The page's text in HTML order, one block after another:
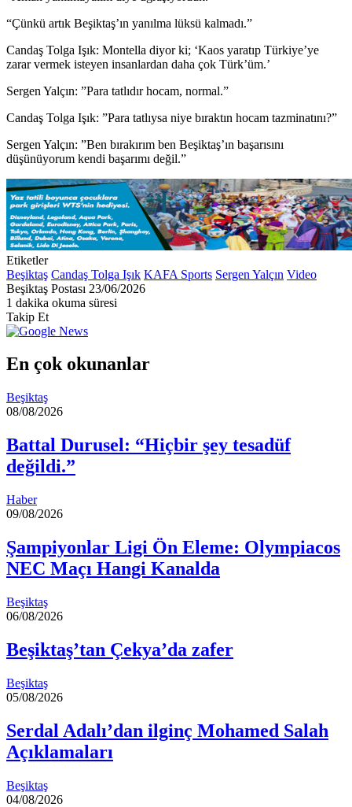
“Çünkü artık Beşiktaş’ın yanılma lüksü kalmadı.”
Candaş Tolga Işık: Montella diyor ki; ‘Kaos yaratıp Türkiye’ye
zarar vermek isteyen insanlardan daha çok Türk’üm.’
Sergen Yalçın: ”Para tatlıdır hocam, normal.”
Candaş Tolga Işık: ”Para tatlıysa niye bıraktın hocam tazminatını?”
Sergen Yalçın: ”Ben bırakırım ben Beşiktaş’ın başarısını
düşünüyorum kendi başarımı değil.”
Etiketler
Beşiktaş Candaş Tolga Işık KAFA Sports Sergen Yalçın Video
Beşiktaş Postası Bir
e-
23/06/2026
1 dakika okuma süresi
Takip Et
En çok okunanlar
Beşiktaş
08/08/2026
Battal Durusel: “Hiçbir şey tesadüf
değildi.”
Haber
09/08/2026
Şampiyonlar Ligi Ön Eleme: Olympiacos
NEC Maçı Hangi Kanalda
Beşiktaş
06/08/2026
Beşiktaş’tan Çekya’da zafer
Beşiktaş
05/08/2026
Serdal Adalı’dan ilginç Mohamed Salah
Açıklamaları
Beşiktaş
04/08/2026